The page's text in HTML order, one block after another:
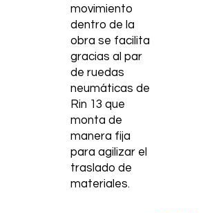
movimiento
dentro de la
obra se facilita
gracias al par
de ruedas
neumáticas de
Rin 13 que
monta de
manera fija
para agilizar el
traslado de
materiales.